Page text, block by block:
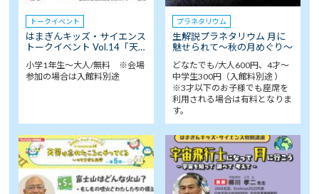
トークイベント
はまぎんキッズ・サイエンス
トークイベント Vol.14「天…
小学1年生～大人/無料 ※会場
参加の場合は入館料別途
プラネタリウム
生解説プラネタリウム 月に
魅せられて～秋の月めぐり～
どなたでも/大人600円、4才～
中学生300円（入館料別途 ）
※3才以下のお子様でも座席を
利用される場合は有料となりま
す。